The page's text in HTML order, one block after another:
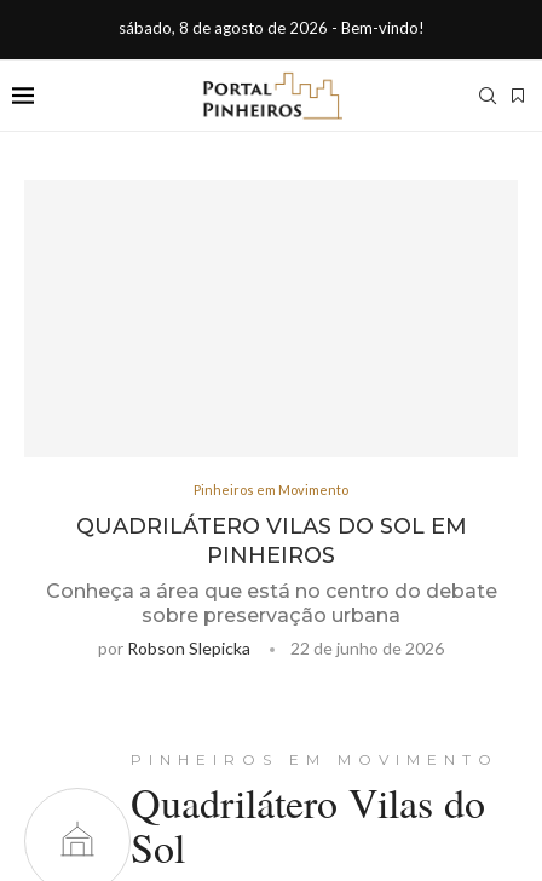
sábado, 8 de agosto de 2026 - Bem-vindo!
Pinheiros em Movimento
QUADRILÁTERO VILAS DO SOL EM
PINHEIROS
Conheça a área que está no centro do debate
sobre preservação urbana
por Robson Slepicka 22 de junho de 2026
PINHEIROS EM MOVIMENTO
Quadrilátero Vilas do
Sol